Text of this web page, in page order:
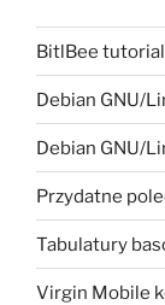
BitlBee tutorial
Debian GNU/
Debian GNU/
Przydatne
Tabulatury
Virgin Mobile